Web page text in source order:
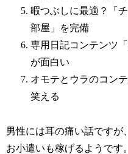
暇つぶしに最適？「
部屋」を完備
専用日記コンテンツ「
が面白い
オモテとウラのコン
笑える
男性には耳の痛い話ですが
お小遣いも稼げるようです。